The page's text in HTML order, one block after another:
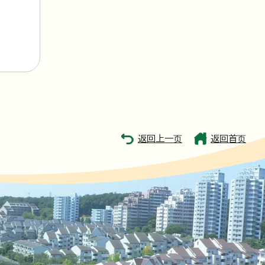
返回上一页 返回首页